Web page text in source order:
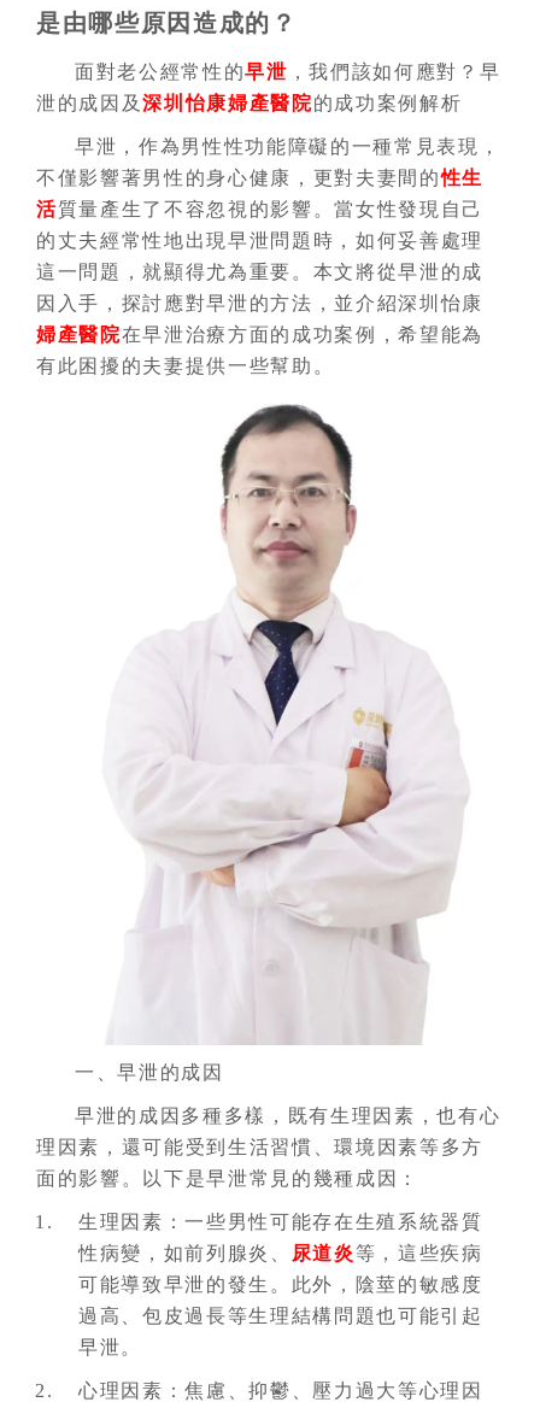
是由哪些原因造成的？
面對老公經常性的早泄 ，我們該如何應對？早
泄的成因及深圳怡康婦產醫院的成功案例解析
早泄，作為男性性功能障礙的一種常見表現，
不僅影響著男性的身心健康，更對夫妻間的性生
活質量產生了不容忽視的影響。當女性發現自己
的丈夫經常性地出現早泄問題時，如何妥善處理
這一問題，就顯得尤為重要。本文將從早泄的成
因入手，探討應對早泄的方法，並介紹深圳怡康
婦產醫院在早泄治療方面的成功案例，希望能為
有此困擾的夫妻提供一些幫助。
一、早泄的成因
早泄的成因多種多樣，既有生理因素，也有心
理因素，還可能受到生活習慣、環境因素等多方
面的影響。以下是早泄常見的幾種成因：
生理因素：一些男性可能存在生殖系統器質
性病變，如前列腺炎、
尿道炎等，這些疾病
可能導致早泄的發生。此外，陰莖的敏感度
過高、包皮過長等生理結構問題也可能引起
早泄。
心理因素：焦慮、抑鬱、壓力過大等心理因